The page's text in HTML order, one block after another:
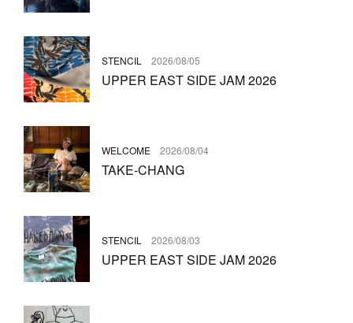
STENCIL 2026/08/05
UPPER EAST SIDE JAM 2026
WELCOME 2026/08/04
TAKE-CHANG
STENCIL 2026/08/03
UPPER EAST SIDE JAM 2026